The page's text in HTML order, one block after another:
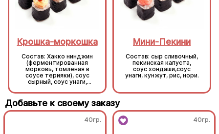
Крошка-моркошка
Состав: Хакко нинджин
(ферментированная
морковь, томленая в
соусе терияки), соус
сырный, соус унаги,
Мини-Пекини
Состав: сыр сливочный,
пекинская капуста,
соус хондаши,соус
унаги, кунжут, рис, нори.
Добавьте к своему заказу
40гр. 40гр.